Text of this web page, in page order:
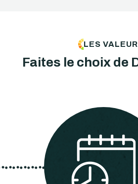
LES
Faites le choix de